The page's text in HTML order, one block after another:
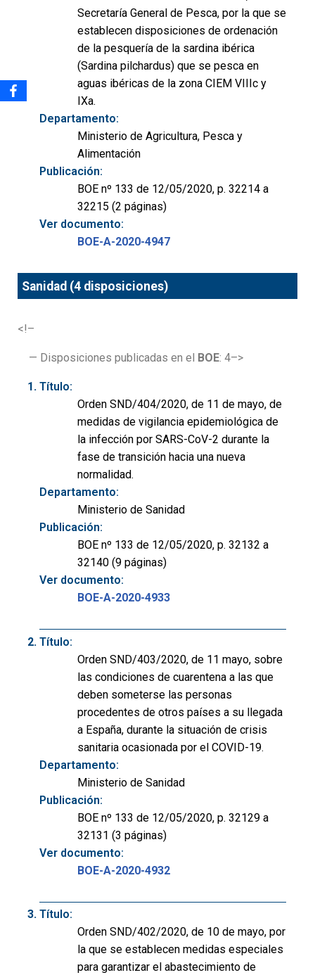
Secretaría General de Pesca, por la que se
establecen disposiciones de ordenación
de la pesquería de la sardina ibérica
(Sardina pilchardus) que se pesca en
aguas ibéricas de la zona CIEM VIIIc y
IXa.
Departamento:
Ministerio de Agricultura, Pesca y
Alimentación
Publicación:
BOE nº 133 de 12/05/2020, p. 32214 a
32215 (2 páginas)
Ver documento:
BOE-A-2020-4947
Sanidad (4 disposiciones)
<!–
— Disposiciones publicadas en el BOE: 4–>
Título:
Orden SND/404/2020, de 11 de mayo, de
medidas de vigilancia epidemiológica de
la infección por SARS-CoV-2 durante la
fase de transición hacia una nueva
normalidad.
Departamento:
Ministerio de Sanidad
Publicación:
BOE nº 133 de 12/05/2020, p. 32132 a
32140 (9 páginas)
Ver documento:
BOE-A-2020-4933
Título:
Orden SND/403/2020, de 11 mayo, sobre
las condiciones de cuarentena a las que
deben someterse las personas
procedentes de otros países a su llegada
a España, durante la situación de crisis
sanitaria ocasionada por el COVID-19.
Departamento:
Ministerio de Sanidad
Publicación:
BOE nº 133 de 12/05/2020, p. 32129 a
32131 (3 páginas)
Ver documento:
BOE-A-2020-4932
Título:
Orden SND/402/2020, de 10 de mayo, por
la que se establecen medidas especiales
para garantizar el abastecimiento de